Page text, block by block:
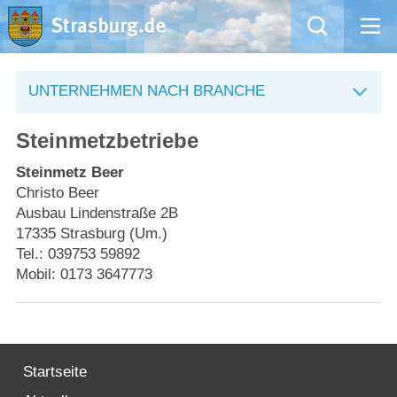
Rathaus
Natur – Kultur – Tourismus
Wirtschaft
UNTERNEHMEN NACH BRANCHE
Steinmetzbetriebe
Steinmetz Beer
Christo Beer
Ausbau Lindenstraße 2B
17335 Strasburg (Um.)
Tel.: 039753 59892
Mobil: 0173 3647773
Startseite